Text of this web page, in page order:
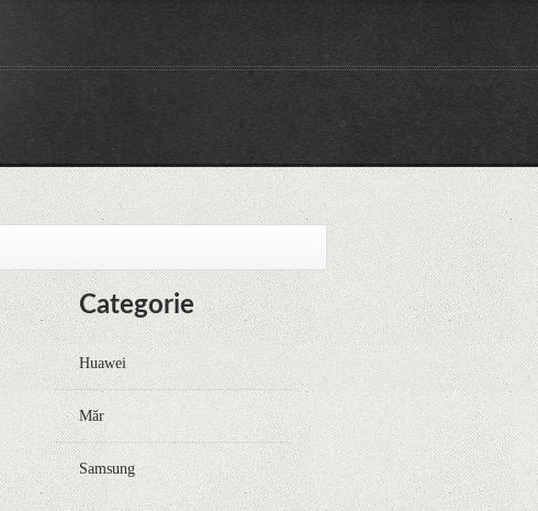
Categorie
Huawei
Măr
Samsung